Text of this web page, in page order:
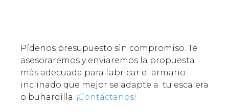
Pídenos presupuesto sin compromiso. Te
asesoraremos y enviaremos la propuesta
más adecuada para fabricar el armario
inclinado que mejor se adapte a tu escalera
o buhardilla. ¡Contáctanos!